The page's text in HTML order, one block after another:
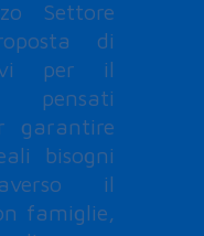
Settore
di
per il
garantire
bisogni
il
famiglie,